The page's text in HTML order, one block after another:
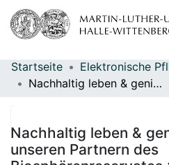
Bereiche & Sammlungen
Statistiken
Startseite
Nachhaltig leben & genießen! : bei unseren Partnern des Biosphärenreservates : Biosphärenreservat Flusslandschaft Elbe / Biosphärenreservatsamt Schaalsee-Elbe, Ministerium für Landwirtschaft, Umwelt und Klimaschutz des Landes Brandenburg, Biosphärenreservatsverwaltung Niedersächsiche Elbtalaue, Biosphärerenreservatsverwaltung Mittelelebe
Nachhaltig leben &
unseren Partnern des